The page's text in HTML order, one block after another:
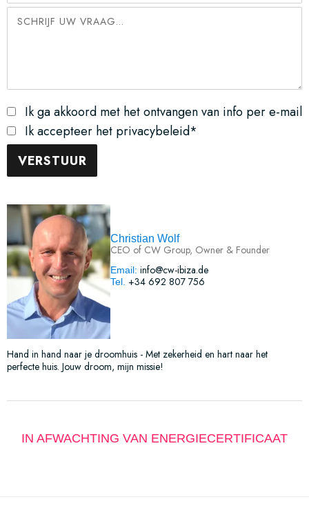
Ik ga akkoord met het ontvangen van info per e-mail
Ik accepteer het privacybeleid*
Christian Wolf
CEO of CW Group, Owner & Founder
Email: info@cw-ibiza.de
Tel. +34 692 807 756
Hand in hand naar je droomhuis - Met zekerheid en hart naar het
perfecte huis. Jouw droom, mijn missie!
IN AFWACHTING VAN ENERGIECERTIFICAAT